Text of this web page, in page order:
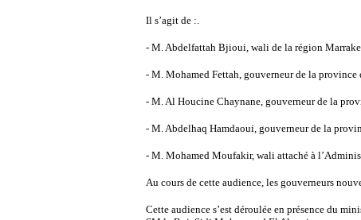
Il s’agit de :.
- M. Abdelfattah Bjioui, wali de la région
- M. Mohamed Fettah, gouverneur de la province
- M. Al Houcine Chaynane, gouverneur de la
- M. Abdelhaq Hamdaoui, gouverneur de la
- M. Mohamed Moufakir, wali attaché à
Au cours de cette audience, les gouverneurs
Cette audience s’est déroulée en présence du